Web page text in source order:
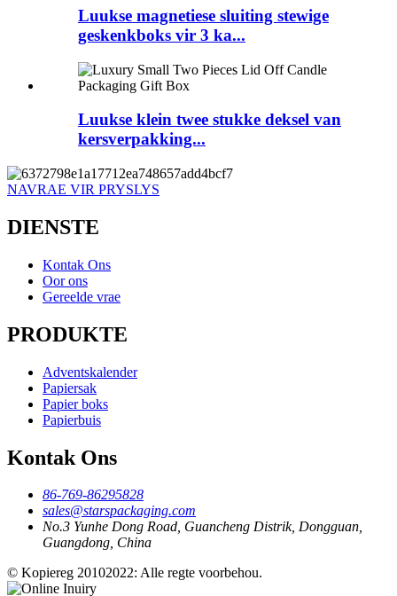
Luukse magnetiese sluiting stewige
geskenkboks vir 3 ka...
Luukse klein twee stukke deksel van
kersverpakking...
NAVRAE VIR PRYSLYS
DIENSTE
Kontak Ons
Oor ons
Gereelde vrae
PRODUKTE
Adventskalender
Papiersak
Papier boks
Papierbuis
Kontak Ons
86-769-86295828
sales@starspackaging.com
No.3 Yunhe Dong Road, Guancheng Distrik, Dongguan,
Guangdong, China
© Kopiereg 20102022: Alle regte voorbehou.